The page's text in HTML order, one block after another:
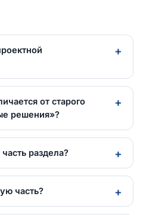
от старого
решения»?
раздела?
часть?